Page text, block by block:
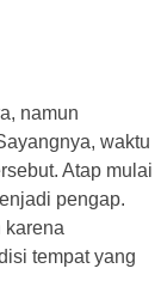
namun
waktu
Atap mulai
pengap.
karena
tempat yang